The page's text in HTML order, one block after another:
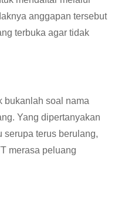
anggapan tersebut
terbuka agar tidak
bukanlah soal nama
Yang dipertanyakan
serupa terus berulang,
merasa peluang